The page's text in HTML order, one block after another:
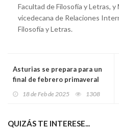
Facultad de Filosofía y Letras, y
vicedecana de Relaciones
Filosofía y Letras.
Asturias se prepara para un
final de febrero primaveral
18 de Feb de 2025 1308
QUIZÁS TE INTERESE...